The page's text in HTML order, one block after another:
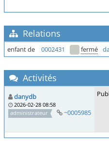
Relations
enfant de 0002431 fermé
Activités
danydb
2026-02-28 08:58
administrateur
~0005985